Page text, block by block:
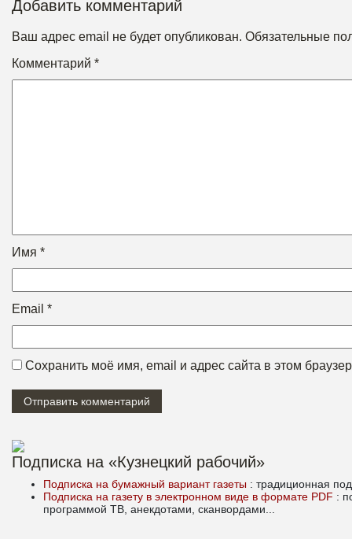
Добавить комментарий
Ваш адрес email не будет опубликован. Обязательные
Комментарий *
Имя *
Email *
Сохранить моё имя, email и адрес сайта в этом
Подписка на «Кузнецкий рабочий»
Подписка на бумажный вариант газеты : традиционная
Подписка на газету в электронном виде в формате PDF :
программой ТВ, анекдотами, сканвордами...